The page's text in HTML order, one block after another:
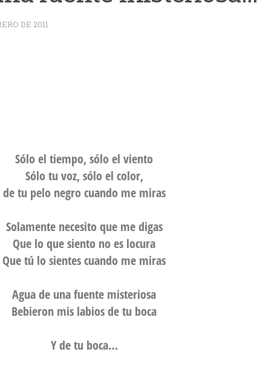
DE 2011
Sólo el tiempo, sólo el viento
Sólo tu voz, sólo el color,
de tu pelo negro cuando me miras
Solamente necesito que me digas
Que lo que siento no es locura
Que tú lo sientes cuando me miras
Agua de una fuente misteriosa
Bebieron mis labios de tu boca
Y de tu boca…